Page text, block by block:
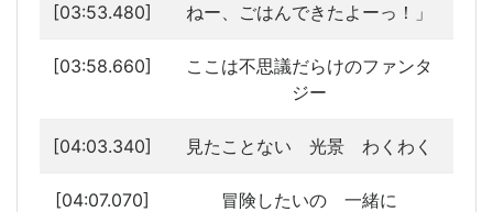
[03:53.480] ねー、ごはんできたよーっ！」
[03:58.660]
ここは不思議だらけのファンタ
ジー
[04:03.340] 見たことない 光景 わくわく
[04:07.070] 冒険したいの 一緒に